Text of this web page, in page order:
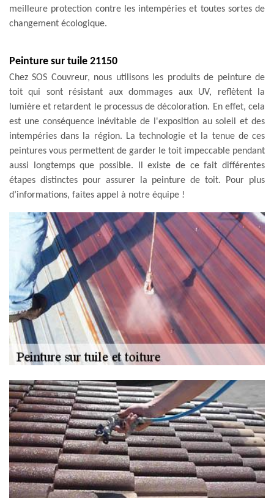
meilleure protection contre les intempéries et toutes sortes de
changement écologique.
Peinture sur tuile 21150
Chez SOS Couvreur, nous utilisons les produits de peinture de
toit qui sont résistant aux dommages aux UV, reflètent la
lumière et retardent le processus de décoloration. En effet, cela
est une conséquence inévitable de l'exposition au soleil et des
intempéries dans la région. La technologie et la tenue de ces
peintures vous permettent de garder le toit impeccable pendant
aussi longtemps que possible. Il existe de ce fait différentes
étapes distinctes pour assurer la peinture de toit. Pour plus
d’informations, faites appel à notre équipe !